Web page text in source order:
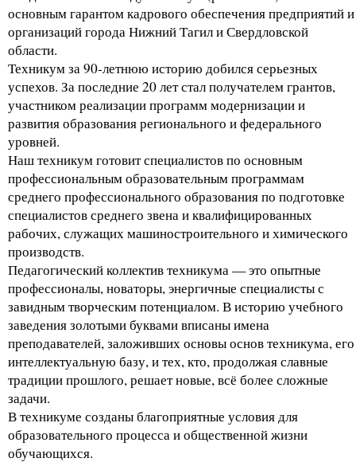
основным гарантом кадрового обеспечения предприятий и
организаций города Нижний Тагил и Свердловской
области.
Техникум за 90-летнюю историю добился серьезных
успехов. За последние 20 лет стал получателем грантов,
участником реализации программ модернизации и
развития образования регионального и федерального
уровней.
Наш техникум готовит специалистов по основным
профессиональным образовательным программам
среднего профессионального образования по подготовке
специалистов среднего звена и квалифицированных
рабочих, служащих машиностроительного и химического
производств.
Педагогический коллектив техникума — это опытные
профессионалы, новаторы, энергичные специалисты с
завидным творческим потенциалом. В историю учебного
заведения золотыми буквами вписаны имена
преподавателей, заложивших основы основ техникума, его
интеллектуальную базу, и тех, кто, продолжая славные
традиции прошлого, решает новые, всё более сложные
задачи.
В техникуме созданы благоприятные условия для
образовательного процесса и общественной жизни
обучающихся.